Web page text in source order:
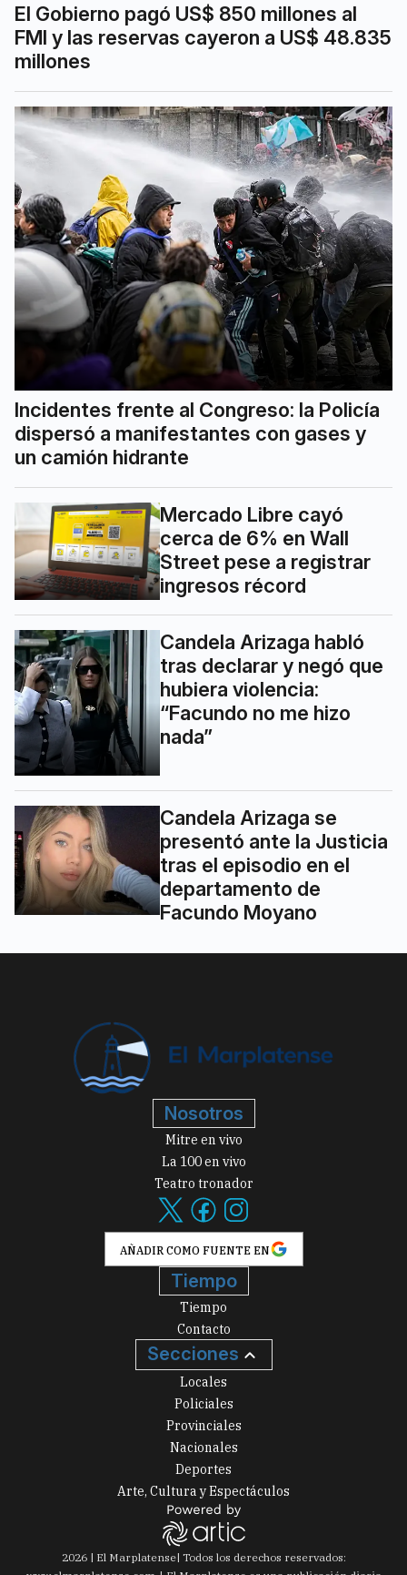
El Gobierno pagó US$ 850 millones al
FMI y las reservas cayeron a US$ 48.835
millones
Incidentes frente al Congreso: la Policía
dispersó a manifestantes con gases y
un camión hidrante
Mercado Libre cayó
cerca de 6% en Wall
Street pese a registrar
ingresos récord
Candela Arizaga habló
tras declarar y negó que
hubiera violencia:
“Facundo no me hizo
nada”
Candela Arizaga se
presentó ante la Justicia
tras el episodio en el
departamento de
Facundo Moyano
Nosotros
Mitre en vivo
La 100 en vivo
Teatro tronador
AÑADIR COMO FUENTE EN
Tiempo
Tiempo
Contacto
Secciones
Locales
Policiales
Provinciales
Nacionales
Deportes
Arte, Cultura y Espectáculos
2026| El Marplatense| Todos los derechos reservados: